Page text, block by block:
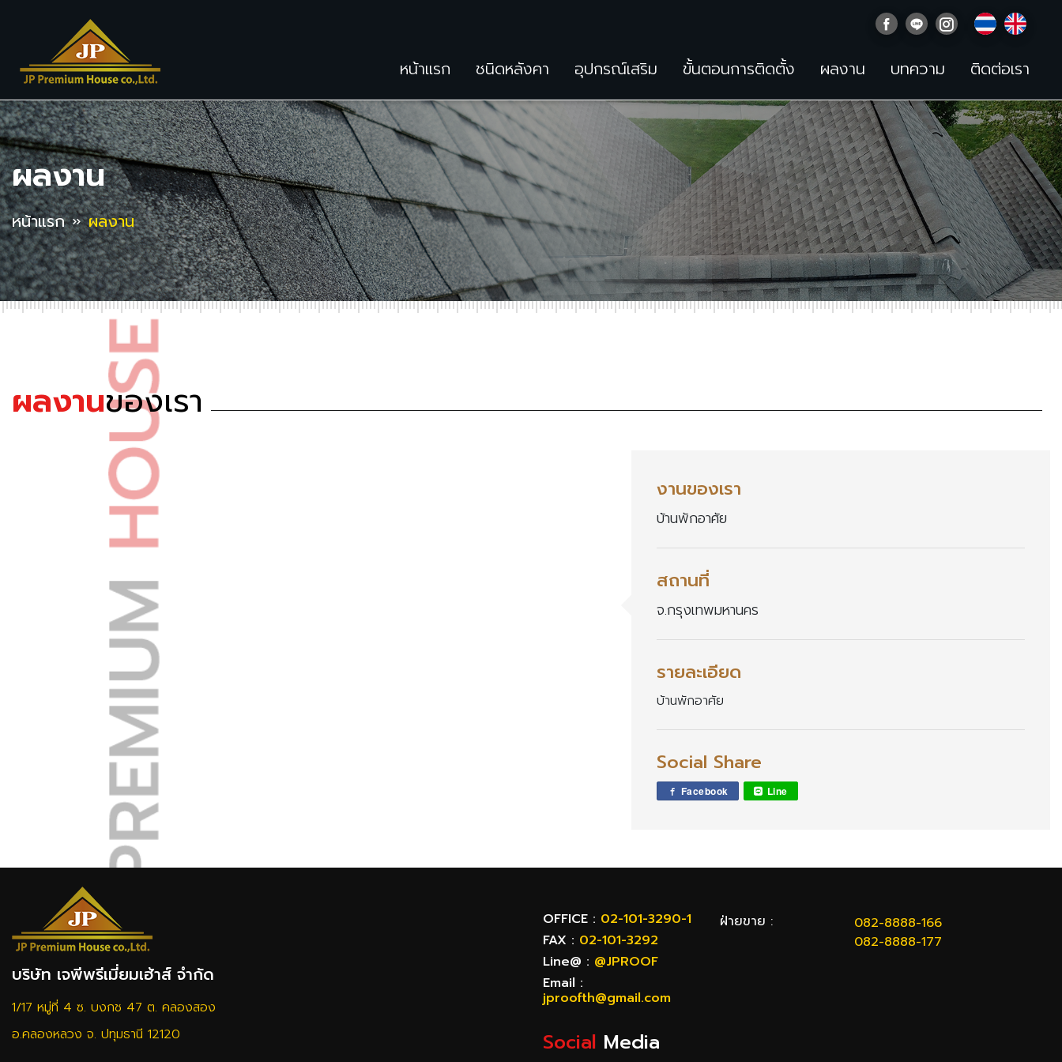
หน้าแรก ชนิดหลังคา อุปกรณ์เสริม ขั้นตอนการติดตั้ง ผลงาน บทความ ติดต่อเรา
ผลงาน
หน้าแรก ผลงาน
ผลงานของเรา
งานของเรา
บ้านพักอาศั
สถานที่
จ.กรุงเทพมหานคร
รายละเอียด
บ้านพักอาศั
Social Share
Facebook Line
บริษัท เจพีพรีเมี่ยมเฮ้าส์ จำกัด
1/17 หมู่ที่ 4 ซ. บงกช 47 ต. คลองสอง
อ.คลองหลวง จ. ปทุมธานี 12120
OFFICE : 02-101-3290-1
FAX : 02-101-3292
Line@ : @JPROOF
Email :
jproofth@gmail.com
ฝ่ายขาย :
082-8888-166
082-8888-177
Social Media